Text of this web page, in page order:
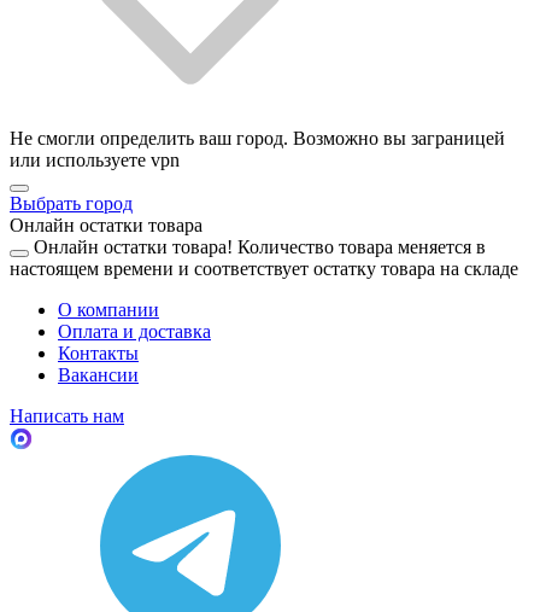
Не смогли определить ваш город. Возможно вы заграницей
или используете vpn
Выбрать город
Онлайн остатки товара
Онлайн остатки товара! Количество товара меняется в
настоящем времени и соответствует остатку товара на складе
О компании
Оплата и доставка
Контакты
Вакансии
Написать нам